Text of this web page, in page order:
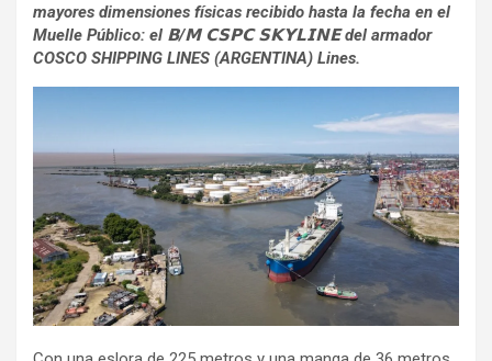
mayores dimensiones físicas recibido hasta la fecha en el
Muelle Público: el 𝗕/𝗠 𝗖𝗦𝗣𝗖 𝗦𝗞𝗬𝗟𝗜𝗡𝗘 del armador
COSCO SHIPPING LINES (ARGENTINA) Lines.